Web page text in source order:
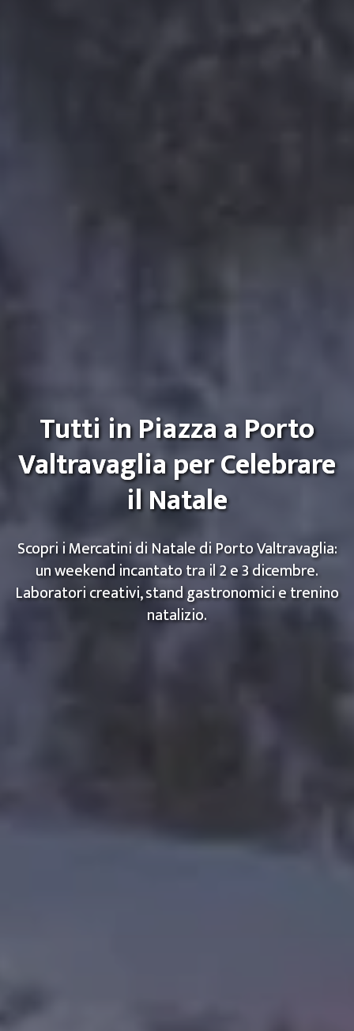
Tutti in Piazza a Porto
Valtravaglia per Celebrare
il Natale
Scopri i Mercatini di Natale di Porto Valtravaglia:
un weekend incantato tra il 2 e 3 dicembre.
Laboratori creativi, stand gastronomici e trenino
natalizio.